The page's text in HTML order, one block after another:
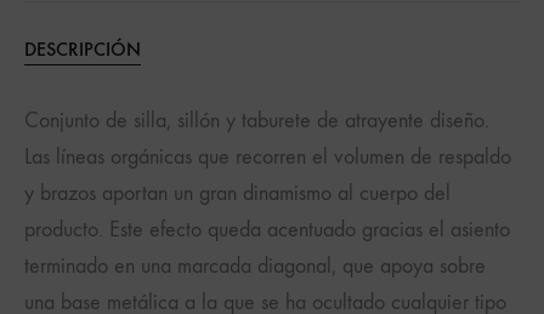
DESCRIPCIÓN
Conjunto de silla, sillón y taburete de atrayente diseño.
Las líneas orgánicas que recorren el volumen de respaldo
y brazos aportan un gran dinamismo al cuerpo del
producto. Este efecto queda acentuado gracias el asiento
terminado en una marcada diagonal, que apoya sobre
una base metálica a la que se ha ocultado cualquier tipo